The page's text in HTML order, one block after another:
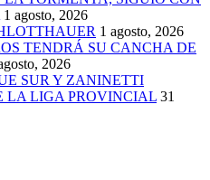
1 agosto, 2026
1 agosto, 2026
TENDRÁ SU CANCHA DE
2026
SUR Y ZANINETTI
LA LIGA PROVINCIAL 31